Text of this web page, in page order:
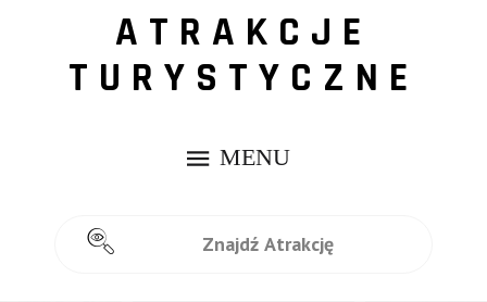
ATRAKCJE
TURYSTYCZNE
Widoko
wa